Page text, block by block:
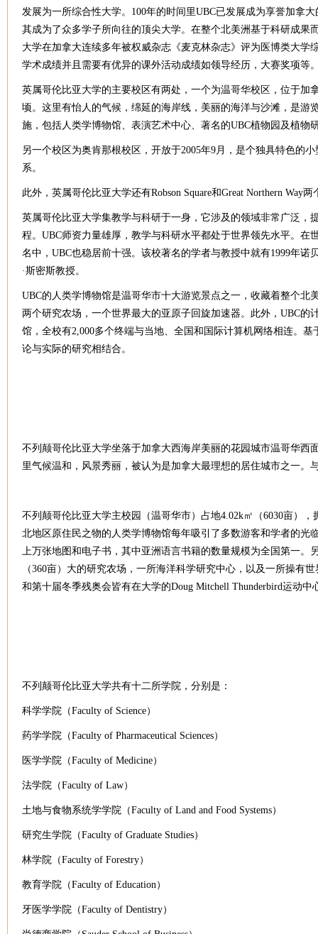
发展为一所综合性大学。100年的时间里UBC已发展成为享誉加拿
其成为了众多学子所向往的顶尖大学。在整个北美洲基于科研成果
大学在加拿大连续多年被权威杂志《麦克林杂志》评为医博类大
学术成绩并且需要有优异的课外活动成绩如领导经历，大赛奖项
英属哥伦比亚大学的主要校区有两处，一个为温哥华校区，位于加
顷。这里有怡人的气候，绵延的海岸线，美丽的海洋与沙滩，是
施，包括人类学博物馆、表演艺术中心、著名的UBC植物园及植物
另一个校区为奥肯那根校区，开放于2005年9月，是个独具特色的
系。
此外，英属哥伦比亚大学还有Robson Square和Great Northern Way两
英属哥伦比亚大学集教学与科研于一身，它涉及的领域非常广泛
程。UBC师资力量雄厚，教学与科研水平都处于世界领先水平。
名中，UBC也稳居前十强。该校著名的学者与教授中就有1999年
·斯密斯教授。
UBC的人类学博物馆是温哥华市十大游览景点之一，收藏着整个
两个研究农场，一个世界最大的亚原子回旋加速器。此外，UBC
馆，全校有2,000多个终端与当地、全国和国际计算机网络相连。
论与实际的研究相结合。
不列颠哥伦比亚大学坐落于加拿大西海岸美丽的花园城市温哥华西
里气候温和，风景秀丽，被认为是加拿大最理想的居住城市之一。
不列颠哥伦比亚大学主校园（温哥华市）占地4.02k㎡（6030亩）
北地区原住民之物的人类学博物馆每年吸引了多数游客和学者的
上万张地图和电子书，其中亚洲语言书籍的数量规模为全国第一
（360亩）大的研究农场，一所海洋科学研究中心，以及一所操有
和第十届冬季残奥会皆有在大学的Doug Mitchell Thunderbird运动
不列颠哥伦比亚大学共有十二所学院，分别是：
科学学院（Faculty of Science）
药学学院（Faculty of Pharmaceutical Sciences）
医学学院（Faculty of Medicine）
法学院（Faculty of Law）
土地与食物系统学学院（Faculty of Land and Food Systems）
研究生学院（Faculty of Graduate Studies）
林学院（Faculty of Forestry）
教育学院（Faculty of Education）
牙医学学院（Faculty of Dentistry）